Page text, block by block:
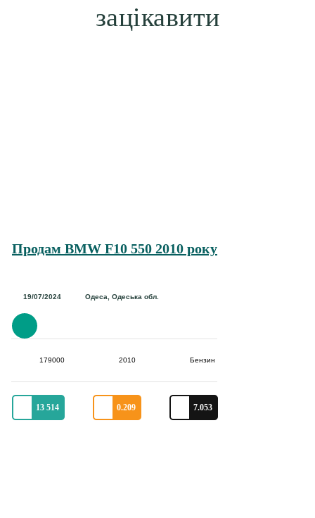
зацікавити
19/07/2024 Одеса, Одеська обл.
Продам BMW F10 550 2010 року
179000 2010 Бензин
13 514 0.209 7.053